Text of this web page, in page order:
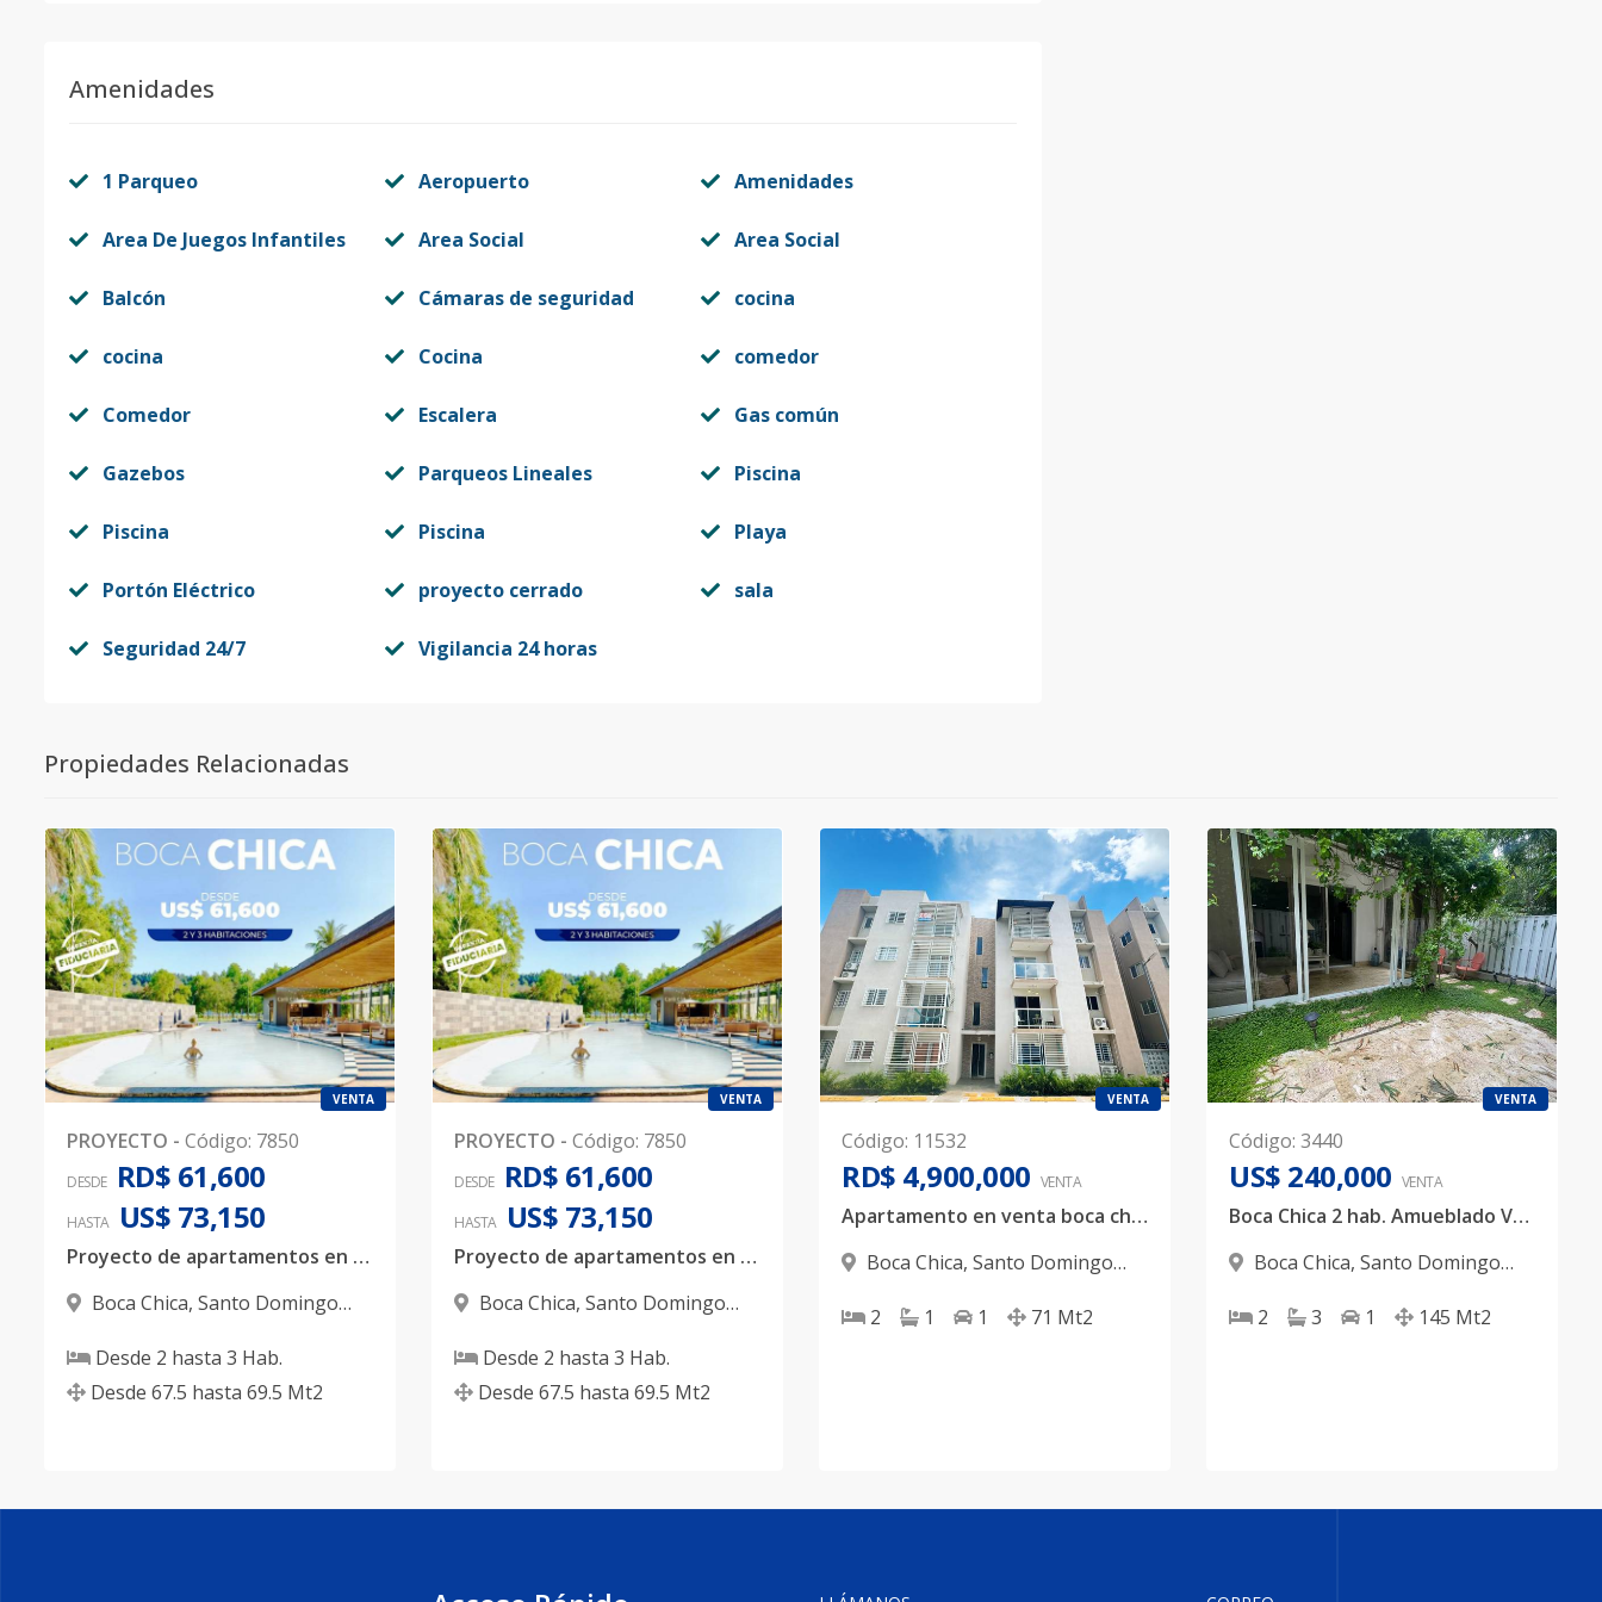
Amenidades
1 Parqueo Aeropuerto Amenidades
Area De Juegos Infantiles Area Social Area Social
Balcón Cámaras de seguridad cocina
cocina Cocina comedor
Comedor Escalera Gas común
Gazebos Parqueos Lineales Piscina
Piscina Piscina Playa
Portón Eléctrico proyecto cerrado sala
Seguridad 24/7 Vigilancia 24 horas
Propiedades Relacionadas
VENTA
PROYECTO - Código: 7850
DESDE RD$ 61,600
HASTA US$ 73,150
Proyecto de apartamentos en Boca Chica con fiduciaria y bono primera vivienda. Amenidades de lujo: Piscina, casa club y mucho más
Boca Chica, Santo Domingo
Desde 2 hasta 3 Hab.
Desde 67.5 hasta 69.5 Mt2
VENTA
PROYECTO - Código: 7850
DESDE RD$ 61,600
HASTA US$ 73,150
Proyecto de apartamentos en Boca Chica con fiduciaria y bono primera vivienda. Amenidades de lujo: Piscina, casa club y mucho más
Boca Chica, Santo Domingo
Desde 2 hasta 3 Hab.
Desde 67.5 hasta 69.5 Mt2
VENTA
Código: 11532
RD$ 4,900,000 VENTA
Apartamento en venta boca chica
Boca Chica, Santo Domingo
2
1 1 71 Mt2
VENTA
Código: 3440
US$ 240,000 VENTA
Boca Chica 2 hab. Amueblado Venta 2da linea de playa Ideal para vivir o invertir
Boca Chica, Santo Domingo
2
3 1 145 Mt2